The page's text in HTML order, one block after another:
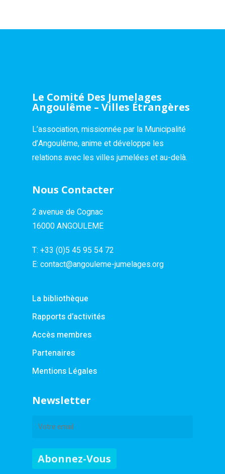
Le Comité Des Jumelages
Angoulême – Villes Étrangères
L’association, missionnée par la Municipalité
d’Angoulême, anime et développe les
relations avec les villes jumelées et au-delà.
Nous Contacter
2 avenue de Cognac
16000 ANGOULEME
T: +33 (0)5 45 95 54 72
E: contact@angouleme-jumelages.org
La bibliothèque
Rapports d’activités
Accès membres
Partenaires
Mentions Légales
Newsletter